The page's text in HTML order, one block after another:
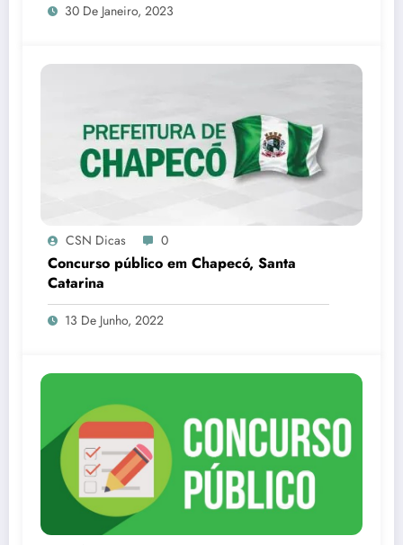
30 De Janeiro, 2023
CSN Dicas 0
Concurso público em Chapecó, Santa
Catarina
13 De Junho, 2022